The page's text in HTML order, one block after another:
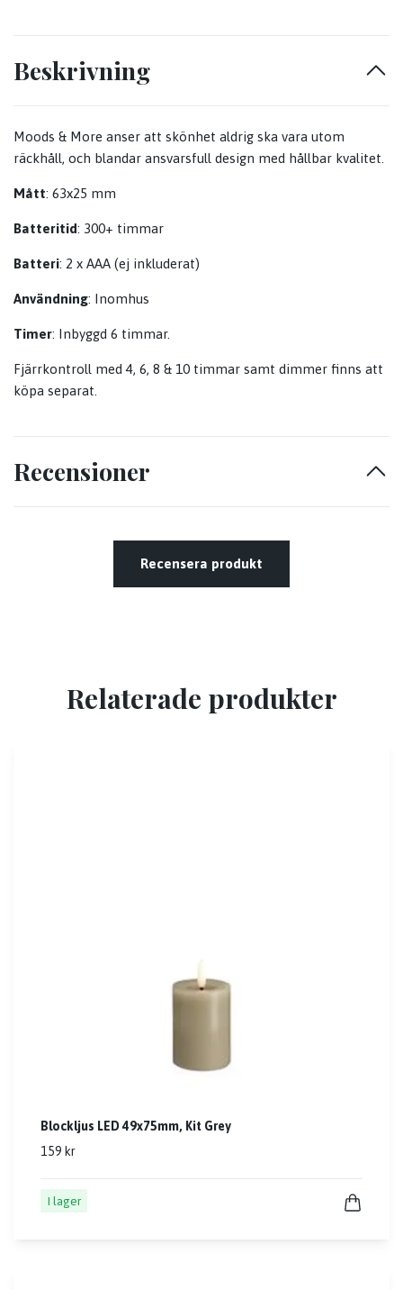
Beskrivning
Moods & More anser att skönhet aldrig ska vara utom
räckhåll, och blandar ansvarsfull design med hållbar kvalitet.
Mått: 63x25 mm
Batteritid: 300+ timmar
Batteri: 2 x AAA (ej inkluderat)
Användning: Inomhus
Timer: Inbyggd 6 timmar.
Fjärrkontroll med 4, 6, 8 & 10 timmar samt dimmer finns att
köpa separat.
Recensioner
Recensera produkt
Relaterade produkter
Blockljus LED 49x75mm, Kit Grey
159 kr
I lager